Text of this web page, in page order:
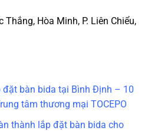
Hòa Minh, P. Liên Chiểu,
đặt bàn bida tại Bình Định – 10
tâm thương mại TOCEPO
thành lắp đặt bàn bida cho